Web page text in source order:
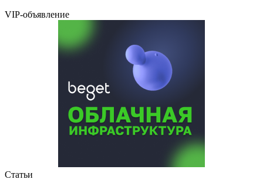
VIP-объявление
Статьи